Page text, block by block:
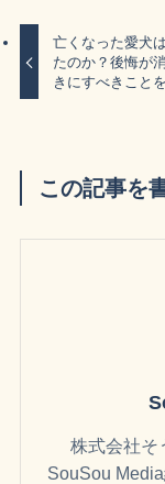
亡くなった愛犬
たのか？後悔が
きにすべきこと
この記事を
株式会社そ
SouSou